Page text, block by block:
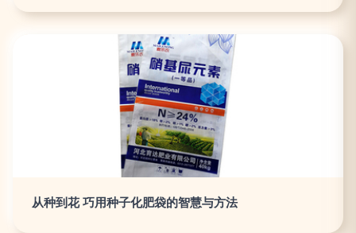
从种到花 巧用种子化肥袋的智慧与方法